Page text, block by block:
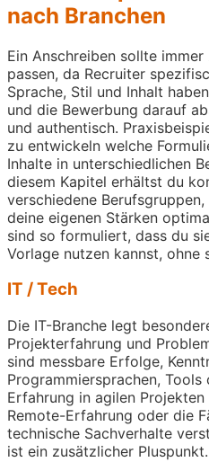
nach Branchen
Ein Anschreiben sollte
passen, da Recruiter
Sprache, Stil und Inhalt
und die Bewerbung darauf
und authentisch.
zu entwickeln welche
Inhalte in unterschiedlichen
diesem Kapitel erhältst du
verschiedene
deine eigenen Stärken
sind so formuliert, dass du
Vorlage nutzen kannst, ohne
IT / Tech
Die IT-Branche legt
Projekterfahrung und
sind messbare Erfolge,
Programmiersprachen,
Erfahrung in agilen
Remote-Erfahrung oder die
technische Sachverhalte
ist ein zusätzlicher Pluspunkt.